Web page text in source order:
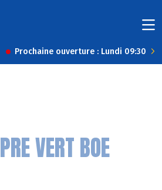
Prochaine ouverture : Lundi 09:30
PRE VERT BOE